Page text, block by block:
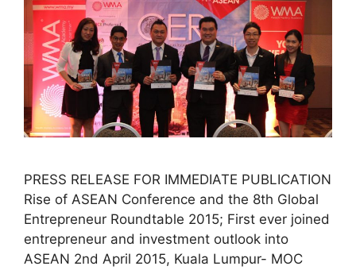
PRESS RELEASE FOR IMMEDIATE PUBLICATION
Rise of ASEAN Conference and the 8th Global
Entrepreneur Roundtable 2015; First ever joined
entrepreneur and investment outlook into
ASEAN 2nd April 2015, Kuala Lumpur- MOC